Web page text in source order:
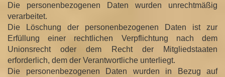
Die personenbezogenen Daten wurden unrechtmäßig
verarbeitet.
Die Löschung der personenbezogenen Daten ist zur
Erfüllung einer rechtlichen Verpflichtung nach dem
Unionsrecht oder dem Recht der Mitgliedstaaten
erforderlich, dem der Verantwortliche unterliegt.
Die personenbezogenen Daten wurden in Bezug auf